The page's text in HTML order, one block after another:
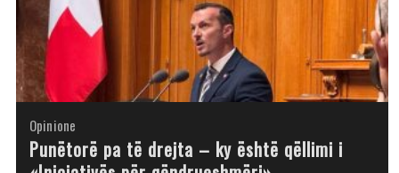
Opinione
Opinione
Punëtorë pa të drejta – ky është qëllimi i
Opinione
Opinione
Opinione
Opinione
Opinione
Opinione